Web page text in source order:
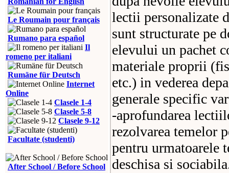
Le Roumain pour français
Rumano para español
Il
romeno per italiani
Rumäne für Deutsch
Internet
Online
Clasele 1-4
Clasele 5-8
Clasele 9-12
Facultate (studenti)
After School / Before School
lectii personalizate
sunt structurate pe
elevului un pachet
materiale proprii
etc.) in vederea
generale specific
-aprofundarea
rezolvarea temelor
pentru urmatoarele
deschisa si